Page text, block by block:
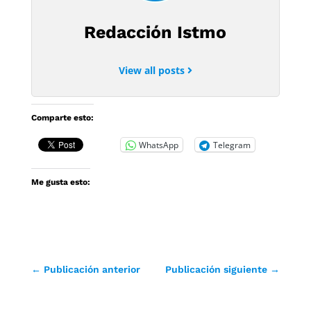
Redacción Istmo
View all posts
Comparte esto:
WhatsApp Telegram
Me gusta esto:
← Publicación anterior Publicación siguiente →